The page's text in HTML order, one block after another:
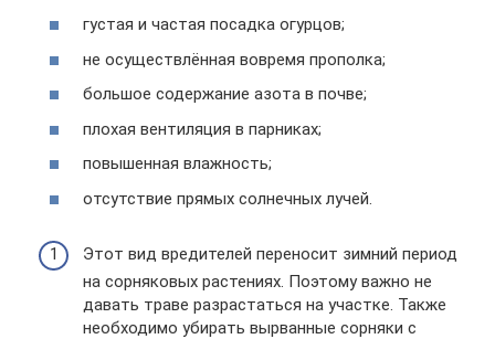
густая и частая посадка огурцов;
не осуществлённая вовремя прополка;
большое содержание азота в почве;
плохая вентиляция в парниках;
повышенная влажность;
отсутствие прямых солнечных лучей.
Этот вид вредителей переносит зимний период
на сорняковых растениях. Поэтому важно не
давать траве разрастаться на участке. Также
необходимо убирать вырванные сорняки с